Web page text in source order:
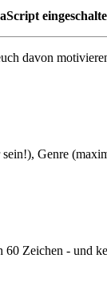
davon
Genre
Zeichen - und